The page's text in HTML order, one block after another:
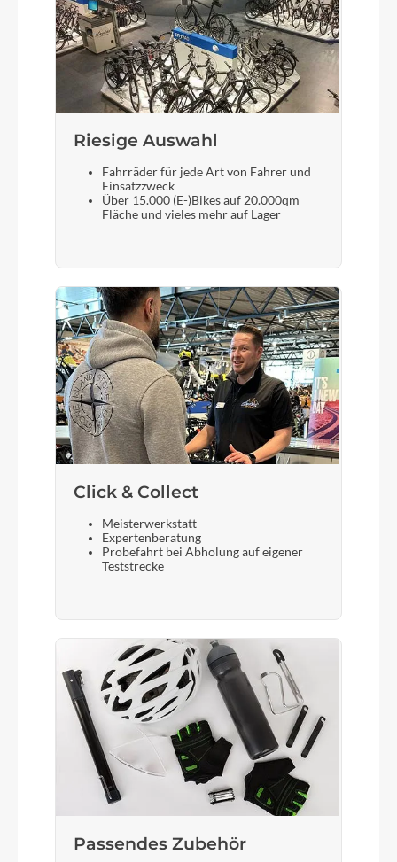
Kette
Shimano CN-M6100
Vorderrad Nabe
Shimano XT, 12 Gang, 10-51t
Gewicht
26 kg
Akku
Flyer FIB-750 FIT
Laufradgröße
29 / 27,5 Zoll
Schalthebel
Bremshebel
Shimano XT BR-M8120
Steuersatz
Acros AIF-558 HT60 w/o Star
Sattel
Fizik Aidon
Gabel
Fox 36, 150 mm travel, 15 x 110 mm Boost
Riesige Auswahl
Fahrräder für jede Art von Fahrer und
Einsatzzweck
Über 15.000 (E-)Bikes auf 20.000qm
Fläche und vieles mehr auf Lager
Click & Collect
Meisterwerkstatt
Expertenberatung
Probefahrt bei Abholung auf eigener
Teststrecke
Passendes Zubehör